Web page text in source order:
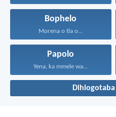
Bophelo
Morena o tla o...
Papolo
Yena, ka mmele wa...